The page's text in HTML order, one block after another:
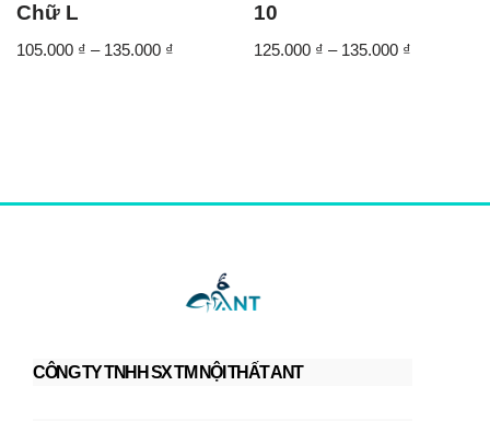
Chữ L
105.000 ₫ – 135.000 ₫
10
125.000 ₫ – 135.000 ₫
CÔNG TY TNHH SX TM NỘI THẤT ANT